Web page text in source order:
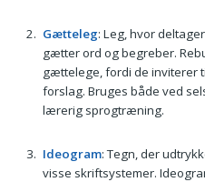
Gætteleg: Leg, hvor
gætter ord og begreber.
gættelege, fordi de inviterer
forslag. Bruges både ved
lærerig sprogtræning.
Ideogram: Tegn, der
visse skriftsystemer.